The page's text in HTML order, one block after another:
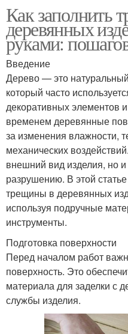
Как заполнить
деревянных
руками:
Введение
Дерево — это
который часто
декоративных элементов
временем деревянные
за изменения влажности,
механических
внешний вид изделия, но и
разрушению. В этой
трещины в деревянных
используя подручные
инструменты.
Подготовка поверхности
Перед началом работ
поверхность. Это
материала для заделки с
службы изделия.